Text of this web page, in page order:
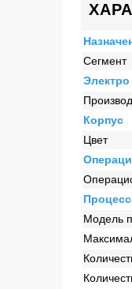
Сегмент
Электро
Корпус
Цвет
Модель